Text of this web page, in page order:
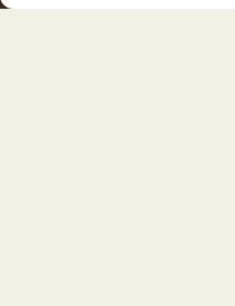
Holmer Straße 29